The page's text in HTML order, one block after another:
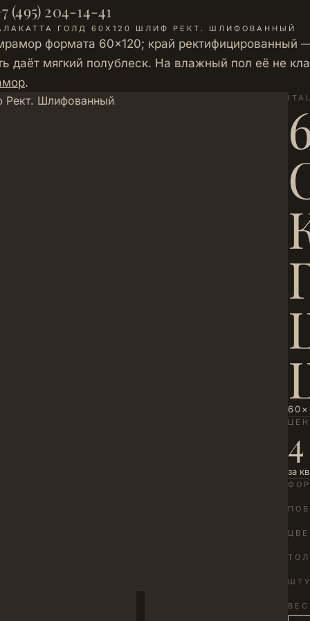
(495) 204-14-41
ГОЛД 60Х120 ШЛИФ РЕКТ. ШЛИФОВАННЫЙ
формата 60×120; край ректифицированный
даёт мягкий полублеск. На влажный пол её не
.
за
ВЕС